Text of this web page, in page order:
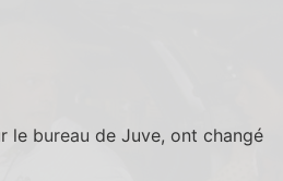
le bureau de Juve, ont changé